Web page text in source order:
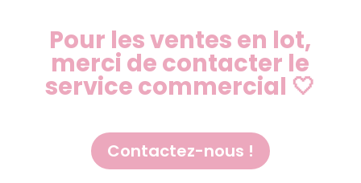
Pour les ventes en lot,
merci de contacter le
service commercial 🤍
Contactez-nous !